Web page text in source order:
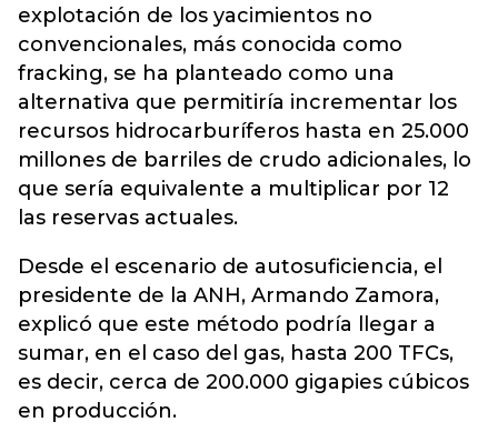
explotación de los yacimientos no
convencionales, más conocida como
fracking, se ha planteado como una
alternativa que permitiría incrementar los
recursos hidrocarburíferos hasta en 25.000
millones de barriles de crudo adicionales, lo
que sería equivalente a multiplicar por 12
las reservas actuales.
Desde el escenario de autosuficiencia, el
presidente de la ANH, Armando Zamora,
explicó que este método podría llegar a
sumar, en el caso del gas, hasta 200 TFCs,
es decir, cerca de 200.000 gigapies cúbicos
en producción.